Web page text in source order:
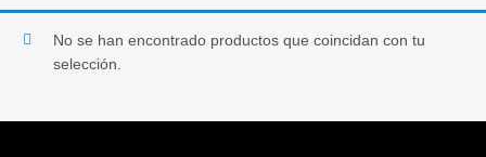
No se han encontrado productos que coincidan con tu
selección.